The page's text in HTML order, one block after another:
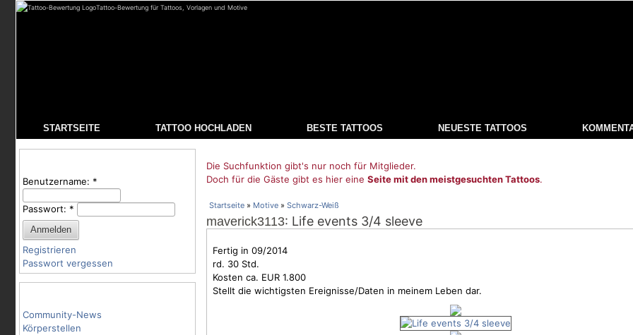
Tattoo-Bewertung für Tattoos, Vorlagen und Motive
STARTSEITE TATTOO HOCHLADEN BESTE TATTOOS NEUESTE TATTOOS
Benutzername: *
Passwort: *
Registrieren
Passwort vergessen
Community-News
Körperstellen
Die Suchfunktion gibt's nur noch für Mitglieder.
Doch für die Gäste gibt es hier eine Seite mit den meistgesuchten Tattoos.
Startseite » Motive » Schwarz-Weiß
maverick3113: Life events 3/4 sleeve
Fertig in 09/2014
rd. 30 Std.
Kosten ca. EUR 1.800
Stellt die wichtigsten Ereignisse/Daten in meinem Leben dar.